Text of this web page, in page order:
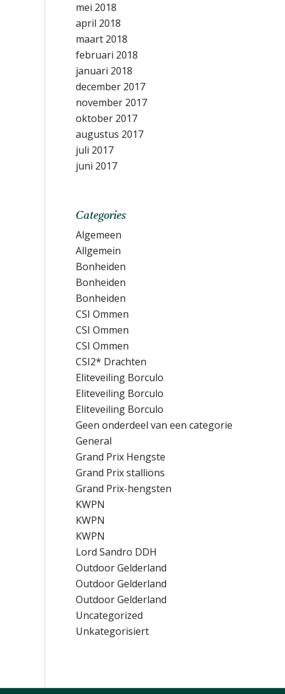
mei 2018
april 2018
maart 2018
februari 2018
januari 2018
december 2017
november 2017
oktober 2017
augustus 2017
juli 2017
juni 2017
Categories
Algemeen
Allgemein
Bonheiden
Bonheiden
Bonheiden
CSI Ommen
CSI Ommen
CSI Ommen
CSI2* Drachten
Eliteveiling Borculo
Eliteveiling Borculo
Eliteveiling Borculo
Geen onderdeel van een categorie
General
Grand Prix Hengste
Grand Prix stallions
Grand Prix-hengsten
KWPN
KWPN
KWPN
Lord Sandro DDH
Outdoor Gelderland
Outdoor Gelderland
Outdoor Gelderland
Uncategorized
Unkategorisiert